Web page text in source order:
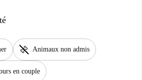
pet_supplies Animaux non admis
en couple